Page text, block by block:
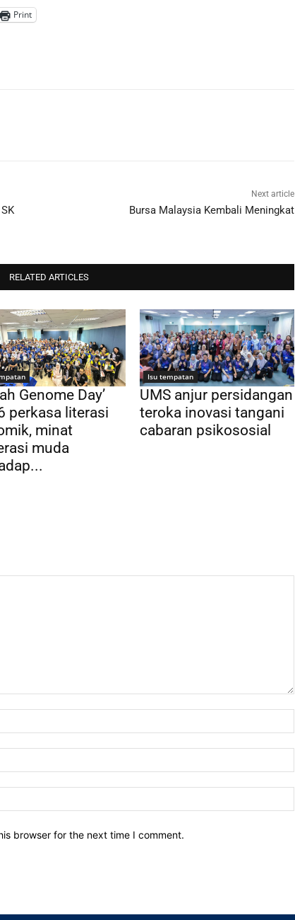
Print
Next article
Bursa Malaysia Kembali Meningkat
RELATED ARTICLES
Genome Day’
perkasa literasi
minat
muda
Isu tempatan
UMS anjur persidangan
teroka inovasi tangani
cabaran psikososial
browser for the next time I comment.